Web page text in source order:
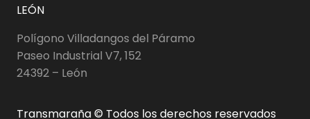
LEÓN
Polígono Villadangos del Páramo
Paseo Industrial V7, 152
24392 – León
Transmaraña © Todos los derechos reservados